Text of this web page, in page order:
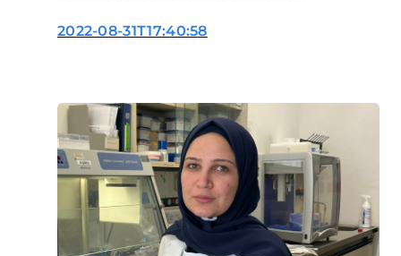
femminili
2022-08-31T17:40:58